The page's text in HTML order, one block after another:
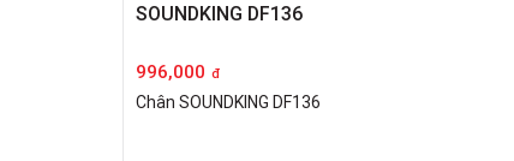
SOUNDKING DF136
996,000 đ
Chân SOUNDKING DF136